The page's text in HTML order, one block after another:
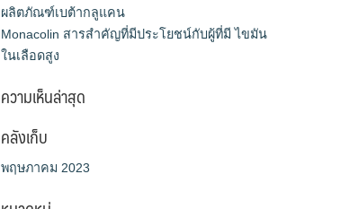
ผลิตภัณฑ์เบต้ากลูแคน
Monacolin สารสำคัญที่มีประโยชน์กับผู้ที่มี ไขมัน
ในเลือดสูง
ความเห็นล่าสุด
คลังเก็บ
พฤษภาคม 2023